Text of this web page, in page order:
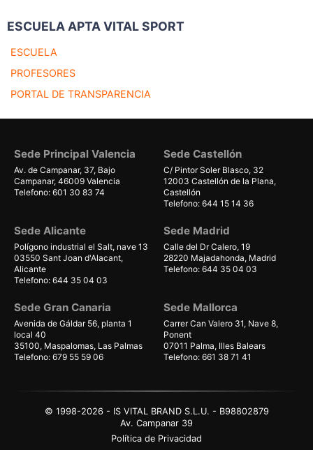
ESCUELA APTA VITAL SPORT
ESCUELA
PROFESORES
PORTAL DE TRANSPARENCIA
Sede Principal Valencia
Av. de Campanar, 37, Bajo
Campanar, 46009 Valencia
Telefono: 601 30 83 74
Sede Castellón
C/ Pintor Soler Blasco, 32
12003 Castellón de la Plana,
Castellón
Telefono: 644 15 14 36
Sede Alicante
Polígono industrial el Salt, nave 13
03550 Sant Joan d'Alacant,
Alicante
Telefono: 644 35 04 03
Sede Madrid
Calle del Dr Calero, 19
28220 Majadahonda, Madrid
Telefono: 644 35 04 03
Sede Gran Canaria
Avenida de Gáldar 56, planta 1
local 40
35100, Maspalomas, Las Palmas
Telefono: 679 55 59 06
Sede Mallorca
Carrer Can Valero 31, Nave 8,
Ponent
07011 Palma, Illes Balears
Telefono: 661 38 71 41
© 1998-2026 - IS VITAL BRAND S.L.U. - B98802879
Av. Campanar 39
Política de Privacidad